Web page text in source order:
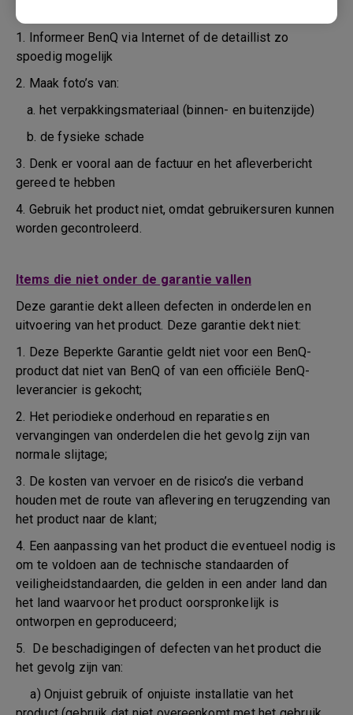
1. Informeer BenQ via Internet of de detaillist zo
spoedig mogelijk
2. Maak foto’s van:
a. het verpakkingsmateriaal (binnen- en buitenzijde)
b. de fysieke schade
3. Denk er vooral aan de factuur en het afleverbericht
gereed te hebben
4. Gebruik het product niet, omdat gebruikersuren kunnen
worden gecontroleerd.
Items die niet onder de garantie vallen
Deze garantie dekt alleen defecten in onderdelen en
uitvoering van het product. Deze garantie dekt niet:
1. Deze Beperkte Garantie geldt niet voor een BenQ-
product dat niet van BenQ of van een officiële BenQ-
leverancier is gekocht;
2. Het periodieke onderhoud en reparaties en
vervangingen van onderdelen die het gevolg zijn van
normale slijtage;
3. De kosten van vervoer en de risico’s die verband
houden met de route van aflevering en terugzending van
het product naar de klant;
4. Een aanpassing van het product die eventueel nodig is
om te voldoen aan de technische standaarden of
veiligheidstandaarden, die gelden in een ander land dan
het land waarvoor het product oorspronkelijk is
ontworpen en geproduceerd;
5. De beschadigingen of defecten van het product die
het gevolg zijn van:
a) Onjuist gebruik of onjuiste installatie van het